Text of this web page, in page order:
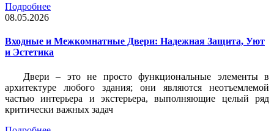
Подробнее
08.05.2026
Входные и Межкомнатные Двери: Надежная Защита, Уют
и Эстетика
Двери – это не просто функциональные элементы в
архитектуре любого здания; они являются неотъемлемой
частью интерьера и экстерьера, выполняющие целый ряд
критически важных задач